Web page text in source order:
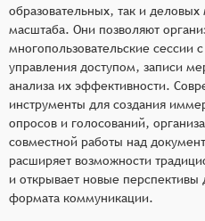
образовательных, так и
масштаба. Они позволяют
многопользовательские сессии
управления доступом, записи
анализа их эффективности.
инструменты для создания
опросов и голосований,
совместной работы над
расширяет возможности
и открывает новые перспективы
формата коммуникации.